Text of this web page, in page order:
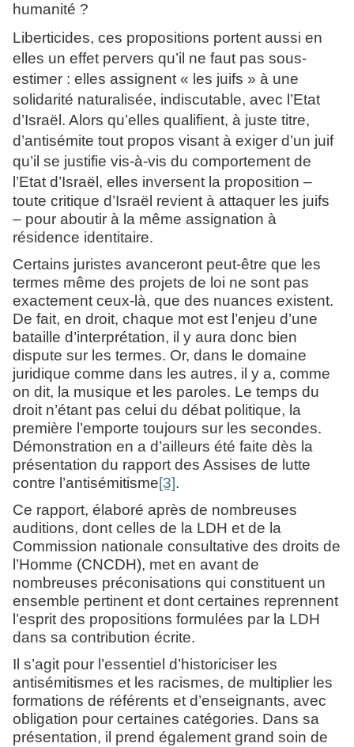
humanité ?
Liberticides, ces propositions portent aussi en
elles un effet pervers qu’il ne faut pas sous-
estimer : elles assignent « les juifs » à une
solidarité naturalisée, indiscutable, avec l’Etat
d’Israël. Alors qu’elles qualifient, à juste titre,
d’antisémite tout propos visant à exiger d’un juif
qu’il se justifie vis-à-vis du comportement de
l’Etat d’Israël, elles inversent la proposition –
toute critique d’Israël revient à attaquer les juifs
– pour aboutir à la même assignation à
résidence identitaire.
Certains juristes avanceront peut-être que les
termes même des projets de loi ne sont pas
exactement ceux-là, que des nuances existent.
De fait, en droit, chaque mot est l’enjeu d’une
bataille d’interprétation, il y aura donc bien
dispute sur les termes. Or, dans le domaine
juridique comme dans les autres, il y a, comme
on dit, la musique et les paroles. Le temps du
droit n’étant pas celui du débat politique, la
première l’emporte toujours sur les secondes.
Démonstration en a d’ailleurs été faite dès la
présentation du rapport des Assises de lutte
contre l’antisémitisme[3].
Ce rapport, élaboré après de nombreuses
auditions, dont celles de la LDH et de la
Commission nationale consultative des droits de
l’Homme (CNCDH), met en avant de
nombreuses préconisations qui constituent un
ensemble pertinent et dont certaines reprennent
l’esprit des propositions formulées par la LDH
dans sa contribution écrite.
Il s’agit pour l’essentiel d’historiciser les
antisémitismes et les racismes, de multiplier les
formations de référents et d’enseignants, avec
obligation pour certaines catégories. Dans sa
présentation, il prend également grand soin de